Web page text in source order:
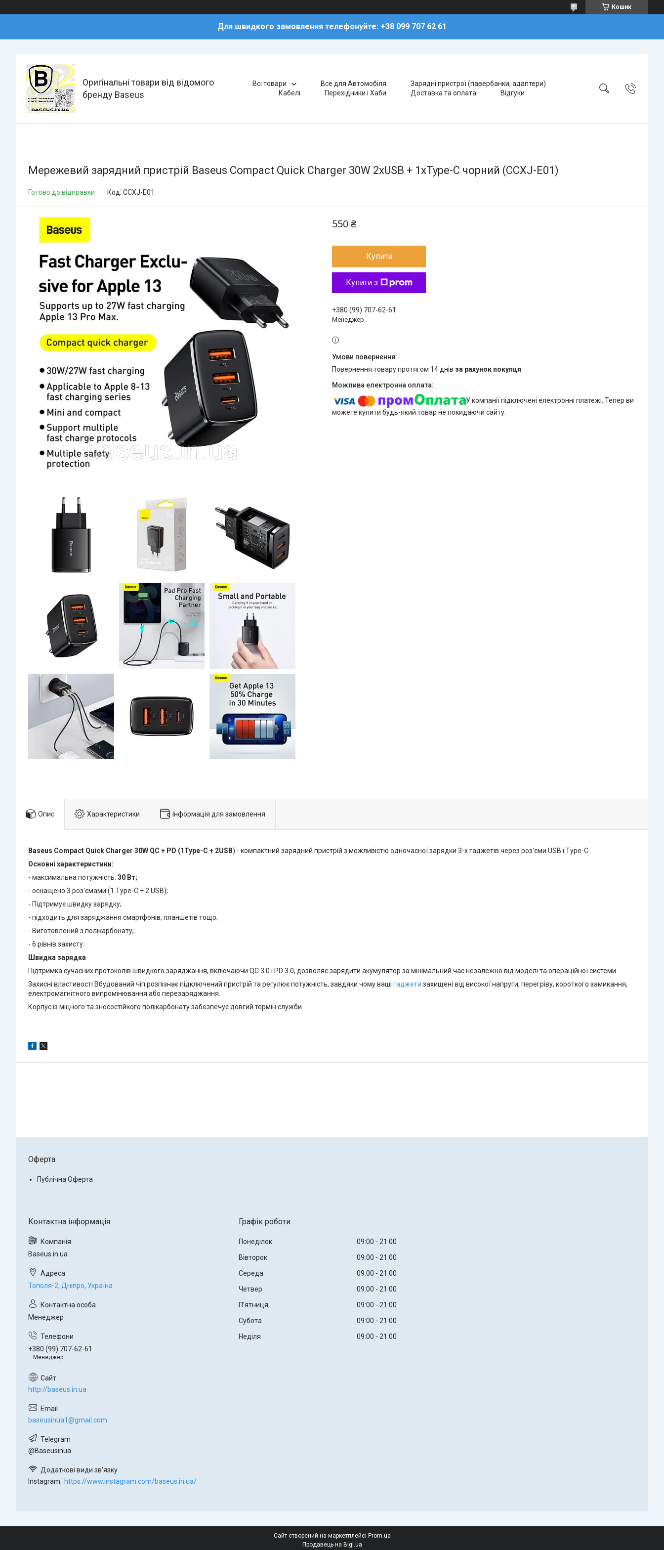
Кошик
Для швидкого замовлення телефонуйте: +38 099 707 62 61
Оригінальні товари від відомого
бренду Baseus
Всі товари Все для Автомобіля
Зарядні пристрої (павербанки, адаптери)
Кабелі
Перехідники і Хаби Доставка та оплата Відгуки
Мережевий зарядний пристрій Baseus Compact Quick Charger 30W 2xUSB + 1xType-C чорний (CCXJ-E01)
Готово до відправки Код: CCXJ-E01
550 ₴
Купити
Купити з
+380 (99) 707-62-61
Менеджер
повернення товару протягом 14 днів за рахунок покупця
У компанії підключені електронні платежі. Тепер ви
можете купити будь-який товар не покидаючи сайту.
Опис Характеристики Інформація для замовлення
Baseus Compact Quick Charger 30W QC + PD (1Type-C + 2USB) - компактний зарядний пристрій з можливістю одночасної зарядки 3-х гаджетів через роз'єми USB і Type-C.
Основні характеристики:
- максимальна потужність: 30 Вт;
- оснащено 3 роз'ємами (1 Type-C + 2 USB);
- Підтримує швидку зарядку;
- підходить для заряджання смартфонів, планшетів тощо;
- Виготовлений з полікарбонату;
- 6 рівнів захисту.
Швидка зарядка
Підтримка сучасних протоколів швидкого заряджання, включаючи QC 3.0 і PD 3.0, дозволяє зарядити акумулятор за мінімальний час незалежно від моделі та операційної системи.
Захисні властивості Вбудований чіп розпізнає підключений пристрій та регулює потужність, завдяки чому ваші гаджети захищені від високої напруги, перегріву, короткого замикання,
електромагнітного випромінювання або перезаряджання.
Корпус із міцного та зносостійкого полікарбонату забезпечує довгий термін служби.
Оферта
Публічна Оферта
Baseus.in.ua
Тополя-2, Дніпро, Україна
Менеджер
+380 (99) 707-62-61
Менеджер
http://baseus.in.ua
baseusinua1@gmail.com
@Baseusinua
Instagram https://www.instagram.com/baseus.in.ua/
Графік роботи
Понеділок 09:00
21:00
Вівторок
09:00
21:00
Середа
09:00
21:00
Четвер
09:00
21:00
Пʼятниця
09:00
21:00
Субота
09:00
21:00
Неділя
09:00 21:00
Сайт створений на маркетплейсі Prom.ua
Продавець на Bigl.ua